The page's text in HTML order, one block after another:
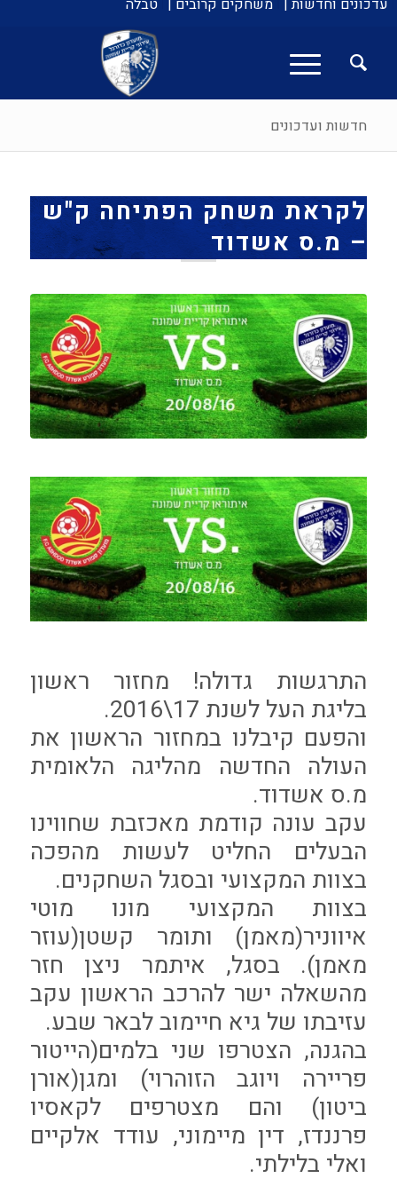
עדכונים וחדשות | משחקים קרובים | טבלה
חדשות ועדכונים
לקראת משחק הפתיחה ק"ש
– מ.ס אשדוד
התרגשות גדולה! מחזור ראשון
בליגת העל לשנת 17\2016.
והפעם קיבלנו במחזור הראשון את
העולה החדשה מהליגה הלאומית
מ.ס אשדוד.
עקב עונה קודמת מאכזבת שחווינו
הבעלים החליט לעשות מהפכה
בצוות המקצועי ובסגל השחקנים.
בצוות המקצועי מונו מוטי
איווניר(מאמן) ותומר קשטן(עוזר
מאמן). בסגל, איתמר ניצן חזר
מהשאלה ישר להרכב הראשון עקב
עזיבתו של גיא חיימוב לבאר שבע.
בהגנה, הצטרפו שני בלמים(הייטור
פריירה ויוגב הזוהרוי) ומגן(אורן
ביטון) והם מצטרפים לקאסיו
פרננדז, דין מיימוני, עודד אלקיים
ואלי בלילתי.